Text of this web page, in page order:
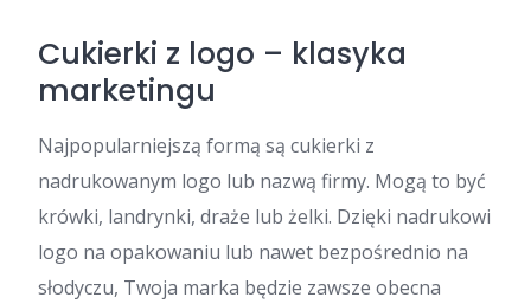
Cukierki z logo – klasyka
marketingu
Najpopularniejszą formą są cukierki z
nadrukowanym logo lub nazwą firmy. Mogą to być
krówki, landrynki, draże lub żelki. Dzięki nadrukowi
logo na opakowaniu lub nawet bezpośrednio na
słodyczu, Twoja marka będzie zawsze obecna